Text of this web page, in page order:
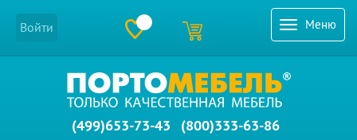
Меню
Войти
(499)653-73-43 (800)333-63-86